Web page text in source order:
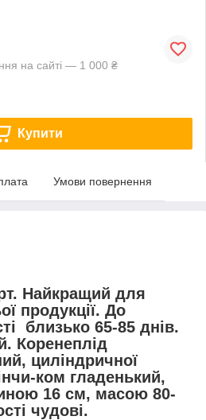
на сайті — 1 000 ₴
Купити
Умови повернення
Найкращий для
продукції. До
близько 65-85 днів.
Коренеплід
циліндричної
ком гладенький,
16 см, масою 80-
чудові.